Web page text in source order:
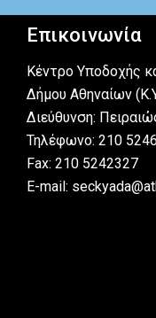
Επικοινωνία
Κέντρο Υποδοχής
Δήμου Αθηναίων
Διεύθυνση:
Τηλέφωνο: 210
Fax: 210 5242327
E-mail: